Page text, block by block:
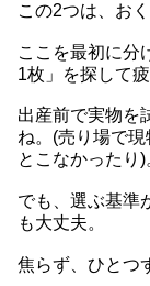
この2つは、お
ここを最初に分
1枚」を探して
出産前で実物を
ね。(売り場で
とこなかったり)
でも、選ぶ基準
も大丈夫。
焦らず、ひとつ